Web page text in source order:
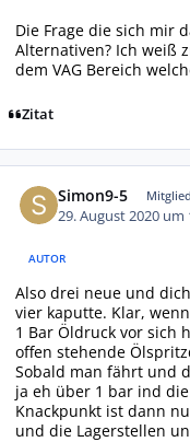
Die Frage die sich mir
Alternativen? Ich weiß
dem VAG Bereich
Zitat
Simon9-5 Mitglied
29. August 2020 um
AUTOR
Also drei neue und
vier kaputte. Klar,
1 Bar Öldruck vor sich
offen stehende
Sobald man fährt und
ja eh über 1 bar ind
Knackpunkt ist dann
und die Lagerstellen